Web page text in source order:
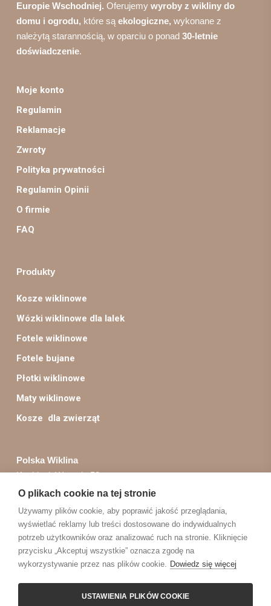
Europie Wschodniej. Oferujemy wyroby z wikliny do
domu i ogrodu, które są ekologiczne, wykonane z
należytą starannością, w oparciu o ponad 30-letnie
doświadczenie.
Moje konto
Regulamin
Reklamacje
Zwroty
Polityka prywatności
Regulamin Opinii
O firmie
FAQ
Produkty
Kosze wiklinowe
Wózki wiklinowe dla lalek
Fotele wiklinowe
Fotele bujane
Płotki wiklinowe
Maty wiklinowe
Kosze dla zwierząt
Polska Wiklina
Kopki, ul. Wygoda 58
37-420 Rudnik nad Sanem
Obsługa zamówień:
sklep@polskawiklina.pl
+48 603 17 09 26
O plikach cookie na tej stronie
Używamy plików cookie, aby poprawić jakość przeglądania,
wyświetlać reklamy lub treści dostosowane do indywidualnych
potrzeb użytkowników oraz analizować ruch na stronie. Kliknięcie
przycisku „Akceptuj wszystkie” oznacza zgodę na
wykorzystywanie przez nas plików cookie. Dowiedz się więcej
USTAWIENIA PLIKÓW COOKIE